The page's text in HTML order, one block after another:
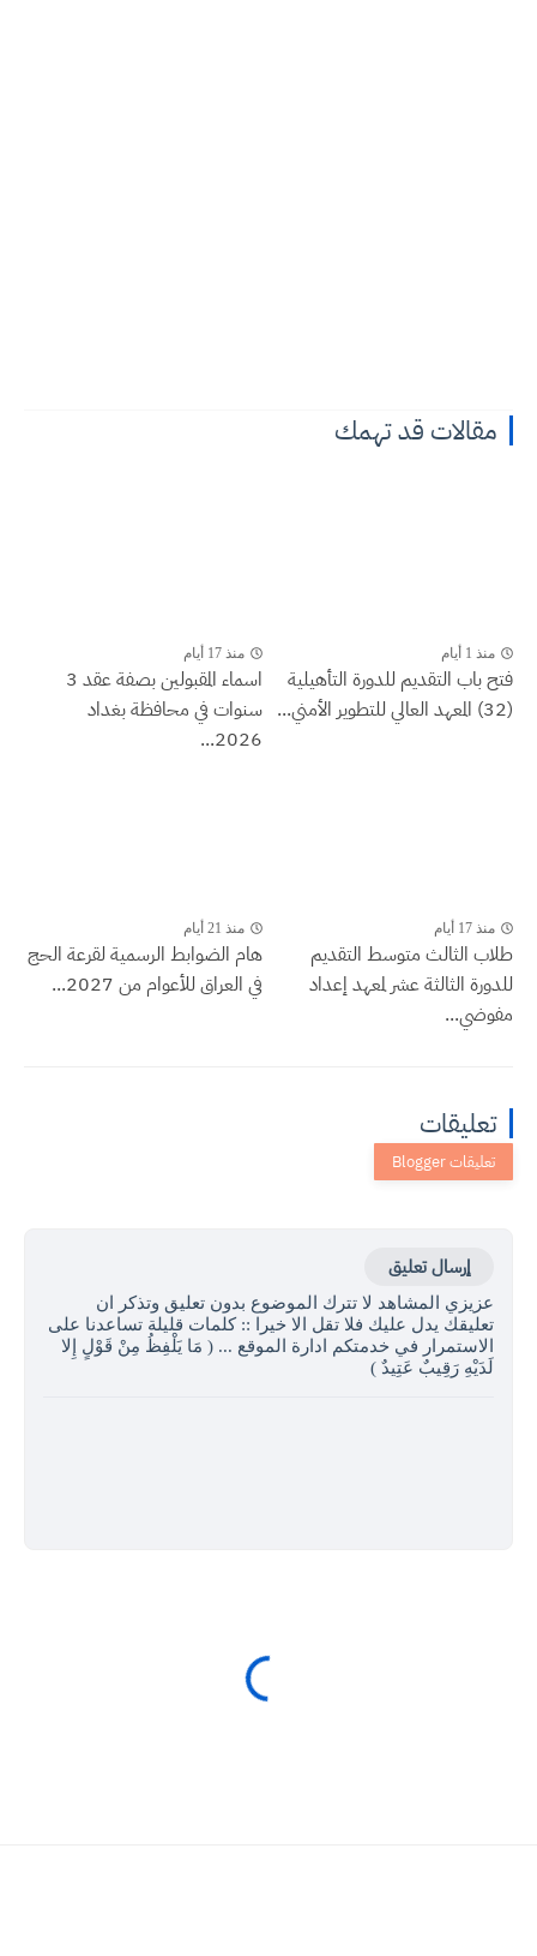
مقالات قد تهمك
منذ 1 أيام
فتح باب التقديم للدورة التأهيلية
(32) المعهد العالي للتطوير الأمني...
منذ 17 أيام
اسماء المقبولين بصفة عقد 3
سنوات في محافظة بغداد
2026...
منذ 17 أيام
طلاب الثالث متوسط التقديم
للدورة الثالثة عشر لمعهد إعداد
مفوضي...
منذ 21 أيام
هام الضوابط الرسمية لقرعة الحج
في العراق للأعوام من 2027...
تعليقات
إرسال تعليق
عزيزي المشاهد لا تترك الموضوع بدون تعليق وتذكر ان
تعليقك يدل عليك فلا تقل الا خيرا :: كلمات قليلة تساعدنا على
الاستمرار في خدمتكم ادارة الموقع ... ( مَا يَلْفِظُ مِنْ قَوْلٍ إِلا
لَدَيْهِ رَقِيبٌ عَتِيدٌ )